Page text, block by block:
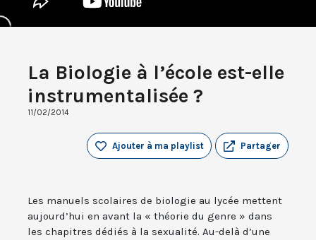
La Biologie à l’école est-elle
instrumentalisée ?
11/02/2014
Partager
Ajouter à ma playlist
Les manuels scolaires de biologie au lycée mettent
aujourd’hui en avant la « théorie du genre » dans
les chapitres dédiés à la sexualité. Au-delà d’une